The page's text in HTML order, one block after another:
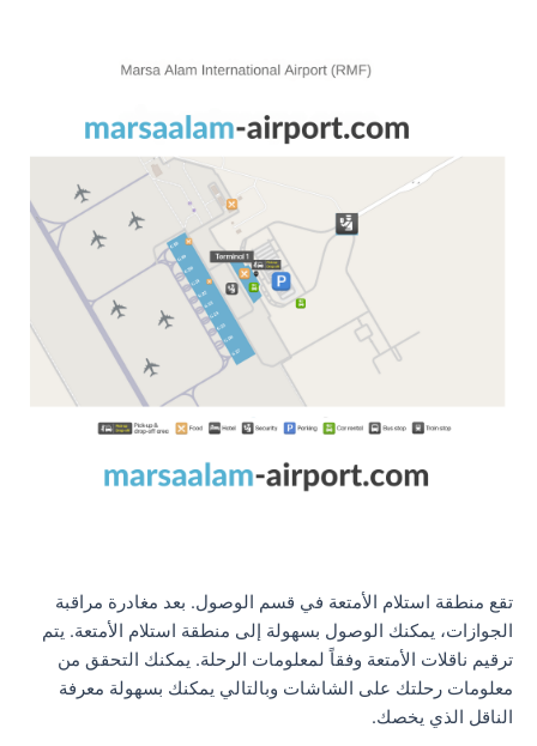
تقع منطقة استلام الأمتعة في قسم الوصول. بعد مغادرة مراقبة
الجوازات، يمكنك الوصول بسهولة إلى منطقة استلام الأمتعة. يتم
ترقيم ناقلات الأمتعة وفقاً لمعلومات الرحلة. يمكنك التحقق من
معلومات رحلتك على الشاشات وبالتالي يمكنك بسهولة معرفة
الناقل الذي يخصك.